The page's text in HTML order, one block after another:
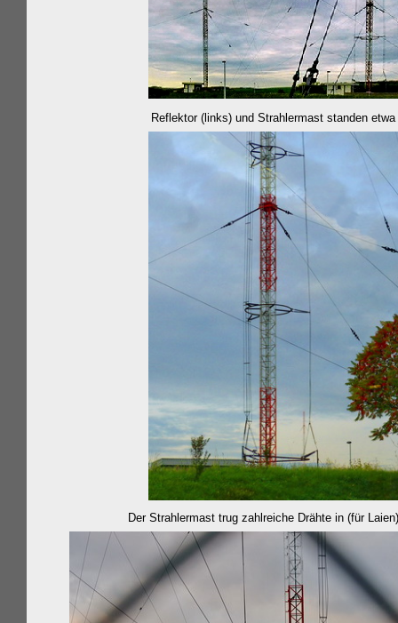
Reflektor (links) und Strahlermast standen
Der Strahlermast trug zahlreiche Drähte in (für